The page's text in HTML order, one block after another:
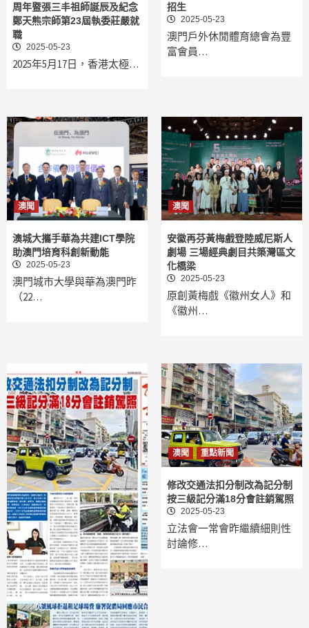
周年暨張三丰祖師誕辰及紀念
鄭天熊宗師第23屆執委莊嚴就
職
2025-05-23
2025年5月17日，香港太極…
招生
2025-05-23
澳門戶外休閒體育總會為豐
富會員…
澳聞
澳城大攜手華為共建ICT學院
助澳門培育科創新動能
2025-05-23
澳門城市大學與華為澳門昨
（22…
澳聞
安徽再芬黃梅戲登陸威尼斯人
劇場 三場經典劇目共築灣區文
化橋梁
2025-05-23
原創黃梅戲《徽州女人》和
《徽州…
澳聞 重點新聞
修改交通法扣分制改為記分制
按三級記分滿18分會註銷駕照
2025-05-23
立法會一常會昨繼續細則性
討論修…